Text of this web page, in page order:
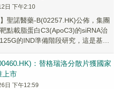
日 下午2:10
】聖諾醫藥-B(02257.HK)公佈，集團
點載脂蛋白C3(ApoC3)的siRNA治
的IND準備階段研究，這是基於
：替格瑞洛分散片獲國家
上市
日 下午12:59